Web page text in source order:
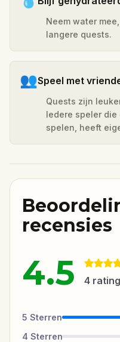
Neem water
langere quests.
👥Speel met
Quests zijn
Iedere speler
spelen, heeft
recensies
4.5 4
5 Sterren
4 Sterren